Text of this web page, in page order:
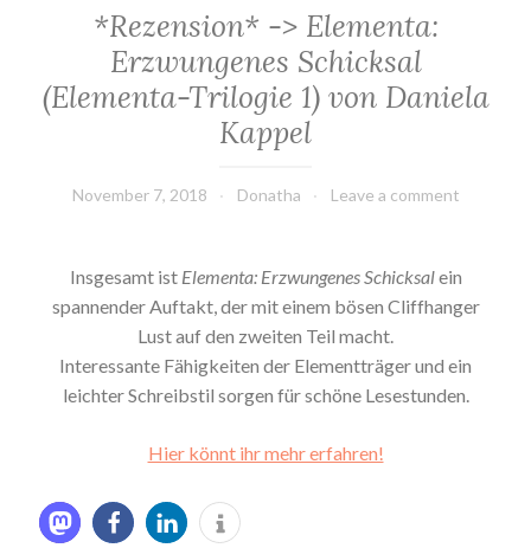
*Rezension* -> Elementa:
Erzwungenes Schicksal
(Elementa-Trilogie 1) von Daniela
Kappel
November 7, 2018 Donatha Leave a comment
Insgesamt ist Elementa: Erzwungenes Schicksalein
spannender Auftakt, der mit einem bösen Cliffhanger
Lust auf den zweiten Teil macht.
Interessante Fähigkeiten der Elementträger und ein
leichter Schreibstil sorgen für schöne Lesestunden.
Hier könnt ihr mehr erfahren!